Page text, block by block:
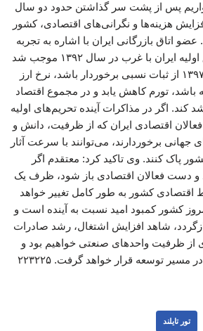
پس از پشت سر گذاشتن حدود دو سال
هزینه‌ها و نگرانی‌های اقتصادی، کشور
اتاق بازرگانی ایران با اشاره به تجربه
برجام اظهار کرد: توافق اولیه ایران با غرب در سال ۱۳۹۲ موجب شد
اقتصاد کشور تا سال ۱۳۹۷ از ثبات نسبی برخوردار باشد، نرخ ارز
باشد، تورم کاهش یابد و در مجموع اقتصاد
درصد رشد کند. اگر در مذاکرات آینده تحریم‌های اولیه
فعالان اقتصادی ایران که از ظرفیت، دانش و
جهانی برخوردارند، می‌توانند با سرعت آثار
پاک کنند. وی تاکید کرد: معتقدم اگر
و دست فعالان اقتصادی باز شود، ظرف یک
اقتصادی کشور به طور کامل تغییر خواهد
کشور کمبود امید نسبت به آینده است و
شاهد افزایش اشتغال، رشد صادرات
از ظرفیت واحدهای صنعتی خواهیم بود و
مسیر توسعه قرار خواهد گرفت. ۲۲۳۲۲۵
تور تایلند